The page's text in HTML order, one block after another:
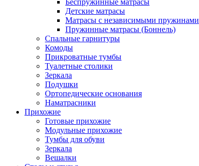
Беспружинные матрасы
Детские матрасы
Матрасы с независимыми пружинами
Пружинные матрасы (Боннель)
Спальные гарнитуры
Комоды
Прикроватные тумбы
Туалетные столики
Зеркала
Подушки
Ортопедические основания
Наматрасники
Прихожие
Готовые прихожие
Модульные прихожие
Тумбы для обуви
Зеркала
Вешалки